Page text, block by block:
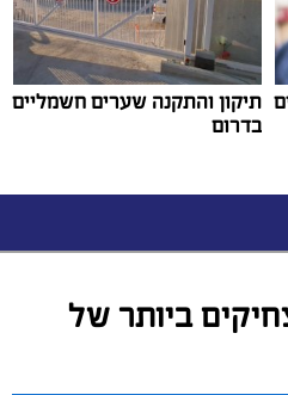
תיקון והתקנה שערים חשמליים
בדרום
ביותר של